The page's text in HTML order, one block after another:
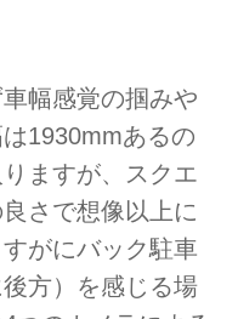
幅感覚の掴みや
1930mmあるの
ますが、スクエ
さで想像以上に
がにバック駐車
方）を感じる場